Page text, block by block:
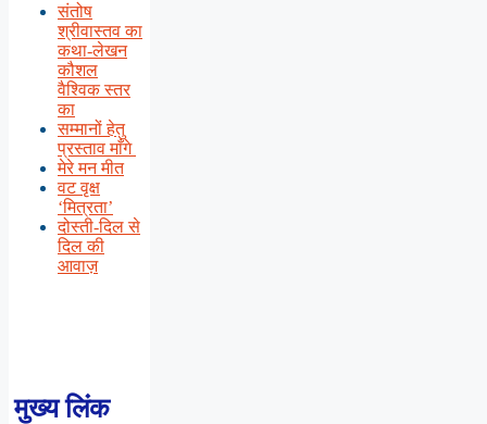
संतोष
श्रीवास्तव का
कथा-लेखन
कौशल
वैश्विक स्तर
का
सम्मानों हेतु
प्रस्ताव माँगे
मेरे मन मीत
वट वृक्ष
‘मित्रता’
दोस्ती-दिल से
दिल की
आवाज़
मुख्य लिंक